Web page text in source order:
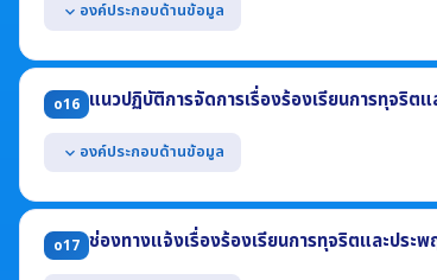
expand_more องค์ประกอบด้านข้อมูล
แสดงประมวลจริยธรรมสำหรับเจ้าหน้าที่ของรัฐ
แสดงผลการเสริมสร้างมาตรฐานทางจริยธรรมให้แก่เจ้าห
(1) การจัดตั้งทีมให้คำปรึกษาตอบคำถามทางจริยธรรม
(2) แนวปฏิบัติ Dos & Don'ts
o16 แนวปฏิบัติการจัดการเรื่องร้องเรียนการทุจริต
expand_more องค์ประกอบด้านข้อมูล
แสดงคู่มือหรือแนวทางการดำเนินการต่อเรื่องร้องเรีย
(1) รายละเอียดข้อมูลที่ผู้ร้องควรรู้ (2) ช่องทางแจ้งเรื่องร้องเ
(3) ขั้นตอนหรือวิธีการจัดการ (4) ส่วนงานที่รับผิดชอบ (5) ร
o17 ช่องทางแจ้งเรื่องร้องเรียนการทุจริตและประ